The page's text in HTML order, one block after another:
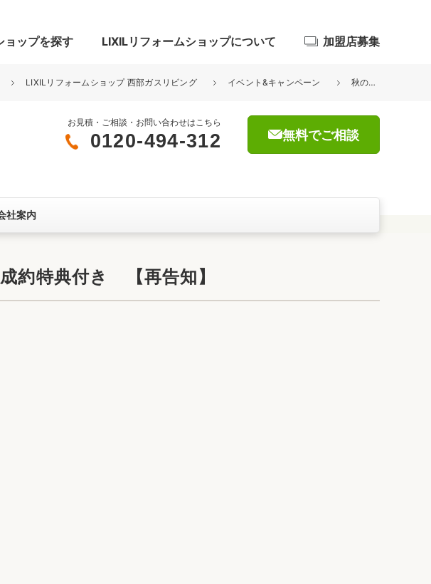
門まわり 屋根・外壁
ョップを探す LIXILリフォームショップについて
ここちいい暮らしをつくる、価値・性能向上
加盟店募集
LIXILリフォームショップ 西部ガスリビング イベント&キャンペーン 秋のリフォーム相談会開催について 豪華ご来場特典・ご成約特典付き 【再告知】
お見積・ご相談・お問い合わせはこちら
0120-494-312 無料でご相談
社案内
約特典付き 【再告知】